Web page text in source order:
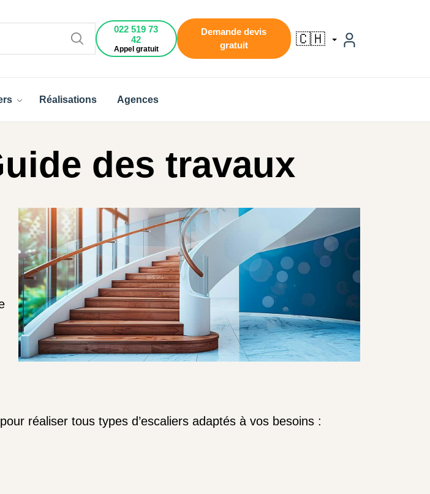
022 519 73
42
Appel gratuit
Demande devis
gratuit
🇨🇭
Réalisations Agences
des travaux
réaliser tous types d’escaliers adaptés à vos besoins :